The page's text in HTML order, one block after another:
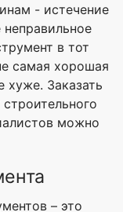
- истечение
в тот
самая хорошая
хуже. Заказать
можно
– это